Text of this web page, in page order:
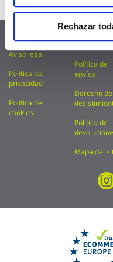
Rechazar
Aviso legal
Política de
privacidad
Política de
cookies
de uso
Política de
envíos
Derecho de
Política de
Mapa del